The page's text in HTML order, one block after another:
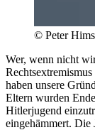
© Peter
Wer, wenn nicht
haben unsere
Eltern wurden
Hitlerjugend
eingehämmert. Die